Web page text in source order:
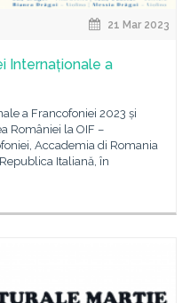
21 Mar 2023
Internaționale a
a Francofoniei 2023 și
României la OIF –
Accademia di Romania
Italiană, în